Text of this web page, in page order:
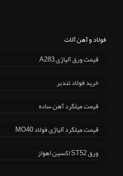
فولاد و آهن آلات
قیمت ورق آلیاژی A283
خرید فولاد تندبر
قیمت میلگرد آهن ساده
قیمت میلگرد آلیاژی فولاد MO40
ورق ST52 اکسین اهواز